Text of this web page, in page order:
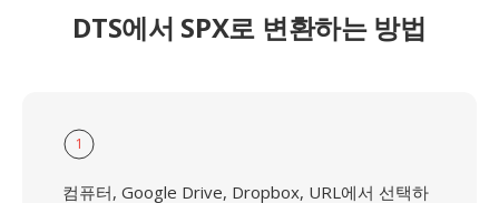
DTS에서 SPX로 변환하는 방법
1
컴퓨터, Google Drive, Dropbox, URL에서 선택하